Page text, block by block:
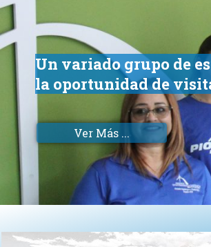
Ver Más ...
Un variado grupo de
la oportunidad de